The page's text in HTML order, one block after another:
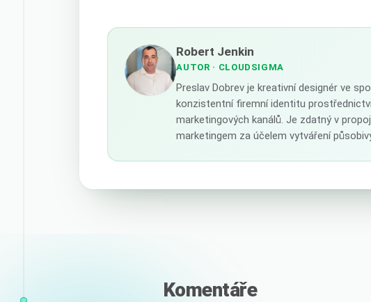
Robert Jenkin
AUTOR · CLOUDSIGMA
Preslav Dobrev je kreativní designér ve
konzistentní firemní identitu
marketingových kanálů. Je zdatný v
marketingem za účelem vytváření
Komentáře